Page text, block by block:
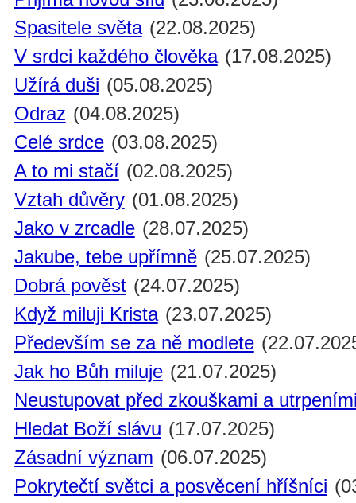
Spasitele světa (22.08.2025)
V srdci každého člověka (17.08.2025)
Užírá duši (05.08.2025)
Odraz (04.08.2025)
Celé srdce (03.08.2025)
A to mi stačí (02.08.2025)
Vztah důvěry (01.08.2025)
Jako v zrcadle (28.07.2025)
Jakube, tebe upřímně (25.07.2025)
Dobrá pověst (24.07.2025)
Když miluji Krista (23.07.2025)
Především se za ně modlete
Jak ho Bůh miluje (21.07.2025)
Neustupovat před zkouškami a
Hledat Boží slávu (17.07.2025)
Zásadní význam (06.07.2025)
Pokrytečtí světci a posvěcení hříšníci